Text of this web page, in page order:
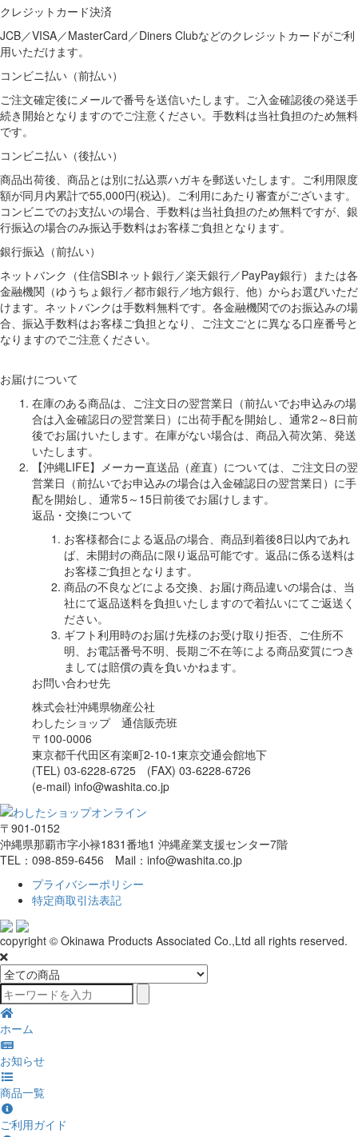
クレジットカード決済
JCB／VISA／MasterCard／Diners Clubなどのクレジットカードがご利
用いただけます。
コンビニ払い（前払い）
ご注文確定後にメールで番号を送信いたします。ご入金確認後の発送手
続き開始となりますのでご注意ください。手数料は当社負担のため無料
です。
コンビニ払い（後払い）
商品出荷後、商品とは別に払込票ハガキを郵送いたします。ご利用限度
額が同月内累計で55,000円(税込)。ご利用にあたり審査がございます。
コンビニでのお支払いの場合、手数料は当社負担のため無料ですが、銀
行振込の場合のみ振込手数料はお客様ご負担となります。
銀行振込（前払い）
ネットバンク（住信SBIネット銀行／楽天銀行／PayPay銀行）または各
金融機関（ゆうちょ銀行／都市銀行／地方銀行、他）からお選びいただ
けます。ネットバンクは手数料無料です。各金融機関でのお振込みの場
合、振込手数料はお客様ご負担となり、ご注文ごとに異なる口座番号と
なりますのでご注意ください。
お届けについて
在庫のある商品は、ご注文日の翌営業日（前払いでお申込みの場
合は入金確認日の翌営業日）に出荷手配を開始し、通常2～8日前
後でお届けいたします。在庫がない場合は、商品入荷次第、発送
いたします。
【沖縄LIFE】メーカー直送品（産直）については、ご注文日の翌
営業日（前払いでお申込みの場合は入金確認日の翌営業日）に手
配を開始し、通常5～15日前後でお届けします。
返品・交換について
お客様都合による返品の場合、商品到着後8日以内であれ
ば、未開封の商品に限り返品可能です。返品に係る送料は
お客様ご負担となります。
商品の不良などによる交換、お届け商品違いの場合は、当
社にて返品送料を負担いたしますので着払いにてご返送く
ださい。
ギフト利用時のお届け先様のお受け取り拒否、ご住所不
明、お電話番号不明、長期ご不在等による商品変質につき
ましては賠償の責を負いかねます。
お問い合わせ先
株式会社沖縄県物産公社
わしたショップ 通信販売班
〒100-0006
東京都千代田区有楽町2-10-1東京交通会館地下
(TEL) 03-6228-6725 (FAX) 03-6228-6726
(e-mail) info@washita.co.jp
〒901-0152
沖縄県那覇市字小禄1831番地1 沖縄産業支援センター7階
TEL：098-859-6456 Mail：info@washita.co.jp
プライバシーポリシー
特定商取引法表記
copyright © Okinawa Products Associated Co.,Ltd all rights reserved.
ホーム
お知らせ
商品一覧
ご利用ガイド